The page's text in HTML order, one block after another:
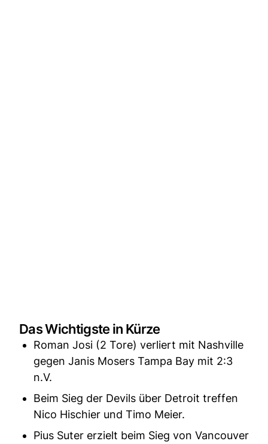
Das Wichtigste in Kürze
Roman Josi (2 Tore) verliert mit Nashville
gegen Janis Mosers Tampa Bay mit 2:3
n.V.
Beim Sieg der Devils über Detroit treffen
Nico Hischier und Timo Meier.
Pius Suter erzielt beim Sieg von Vancouver